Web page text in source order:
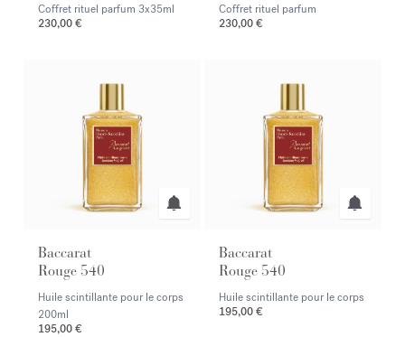
Coffret rituel parfum 3x35ml
230,00 €
Coffret rituel parfum
230,00 €
Baccarat
Rouge 540
Huile scintillante pour le corps
200ml
195,00 €
Baccarat
Rouge 540
Huile scintillante pour le corps
195,00 €